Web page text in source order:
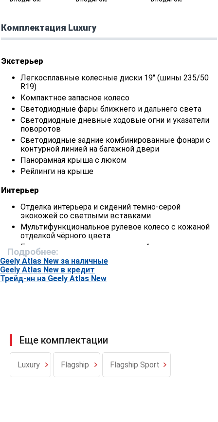
Комплектация Luxury
Экстерьер
Легкосплавные колесные диски 19" (шины 235/50
R19)
Компактное запасное колесо
Светодиодные фары ближнего и дальнего света
Светодиодные дневные ходовые огни и указатели
поворотов
Светодиодные задние комбинированные фонари с
контурной линией на багажной двери
Панорамная крыша с люком
Рейлинги на крыше
Интерьер
Отделка интерьера и сидений тёмно-серой
экокожей со светлыми вставками
Мультифункциональное рулевое колесо с кожаной
отделкой чёрного цвета
Багажное отделение с подсветкой и
двухуровневым полом
Атмосферная подсветка интерьера
Подсветка зеркал в солнцезащитных козырьках
Безопасность
ЭРА–ГЛОНАСС
Электронная система курсовой устойчивости (ESС)
Подробнее:
Geely Atlas New за наличные
Geely Atlas New в кредит
Трейд-ин на Geely Atlas New
Еще комплектации
Luxury Flagship Flagship Sport